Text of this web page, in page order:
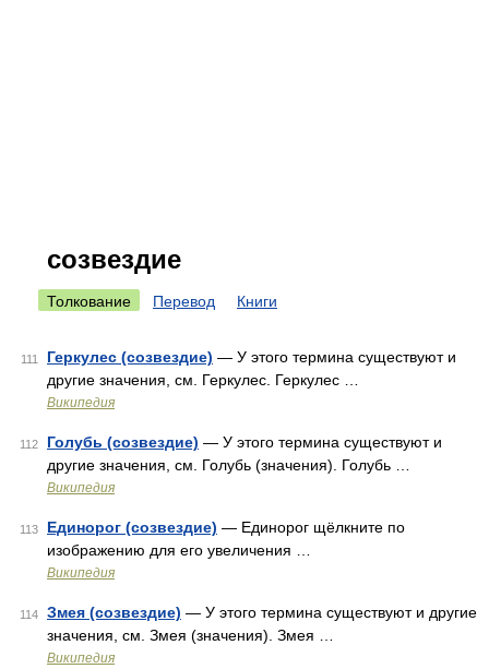
созвездие
Толкование Перевод Книги
111 Геркулес (созвездие) — У этого термина существуют и
другие значения, см. Геркулес. Геркулес …
Википедия
112 Голубь (созвездие) — У этого термина существуют и
другие значения, см. Голубь (значения). Голубь …
Википедия
113 Единорог (созвездие) — Единорог щёлкните по
изображению для его увеличения …
Википедия
114 Змея (созвездие) — У этого термина существуют и другие
значения, см. Змея (значения). Змея …
Википедия